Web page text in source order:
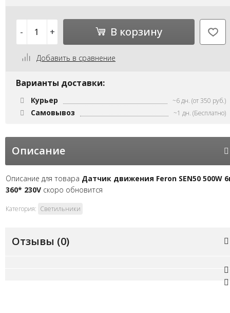
- + В корзину
Добавить в сравнение
Варианты доставки:
Курьер ~6 дн. (от 350 руб.)
Самовывоз ~1 дн. (Бесплатно)
Описание
Описание для товара Датчик движения Feron SEN50 500W
360* 230V скоро обновится
Категория: Светильники
Отзывы (0)